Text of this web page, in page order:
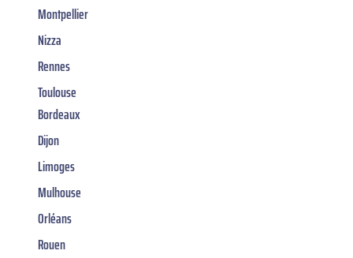
Montpellier
Nizza
Rennes
Toulouse
Bordeaux
Dijon
Limoges
Mulhouse
Orléans
Rouen